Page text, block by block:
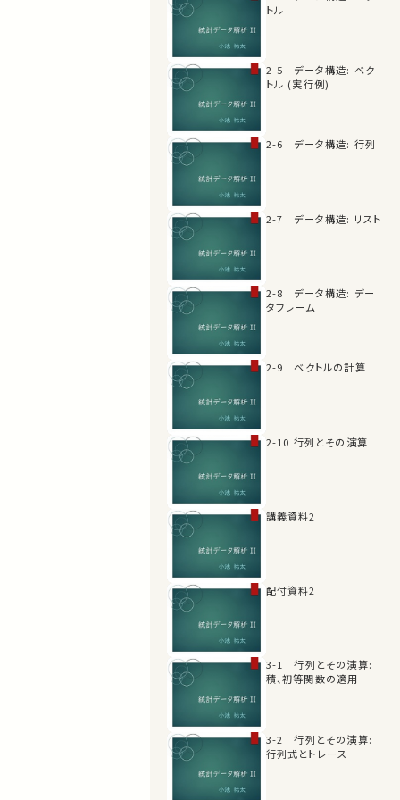
トル
2-5 データ構造: ベク
トル (実行例)
2-6 データ構造: 行列
2-7 データ構造: リスト
2-8 データ構造: デー
タフレーム
2-9 ベクトルの計算
2-10 行列とその演算
講義資料2
配付資料2
3-1 行列とその演算:
積、初等関数の適用
3-2 行列とその演算:
行列式とトレース